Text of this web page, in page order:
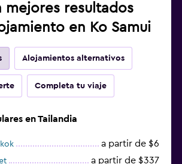
mejores resultados
en Ko Samui
Alojamientos alternativos
Completa tu viaje
en Tailandia
a partir de $6
a partir de $337